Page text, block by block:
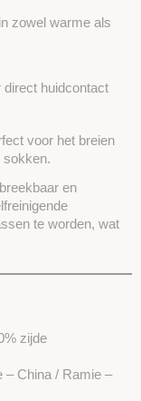
zowel warme als
direct huidcontact
voor het breien
sokken.
en
te worden, wat
zijde
– China / Ramie –